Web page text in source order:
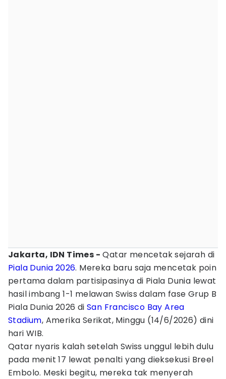
Jakarta, IDN Times - Qatar mencetak sejarah di
Piala Dunia 2026. Mereka baru saja mencetak poin
pertama dalam partisipasinya di Piala Dunia lewat
hasil imbang 1-1 melawan Swiss dalam fase Grup B
Piala Dunia 2026 di San Francisco Bay Area
Stadium, Amerika Serikat, Minggu (14/6/2026) dini
hari WIB.
Qatar nyaris kalah setelah Swiss unggul lebih dulu
pada menit 17 lewat penalti yang dieksekusi Breel
Embolo. Meski begitu, mereka tak menyerah